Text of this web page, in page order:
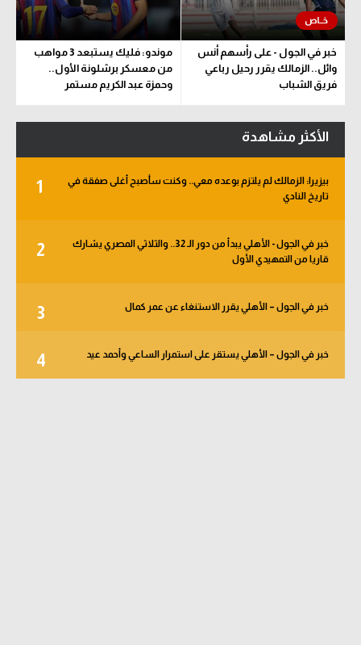
خبر في الجول - على رأسهم أنس
وائل.. الزمالك يقرر رحيل رباعي
فريق الشباب
موندو: فليك يستبعد 3 مواهب
من معسكر برشلونة الأول..
وحمزة عبد الكريم مستمر
الأكثر مشاهدة
1
بيزيرا: الزمالك لم يلتزم بوعده معي.. وكنت سأصبح أغلى صفقة في
تاريخ النادي
2
خبر في الجول - الأهلي يبدأ من دور الـ 32.. والثلاثي المصري يشارك
قاريا من التمهيدي الأول
3 خبر في الجول – الأهلي يقرر الاستنغاء عن عمر كمال
4 خبر في الجول – الأهلي يستقر على استمرار الساعي وأحمد عيد